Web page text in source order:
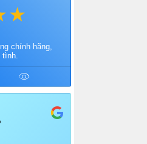
chính hãng,
tình.